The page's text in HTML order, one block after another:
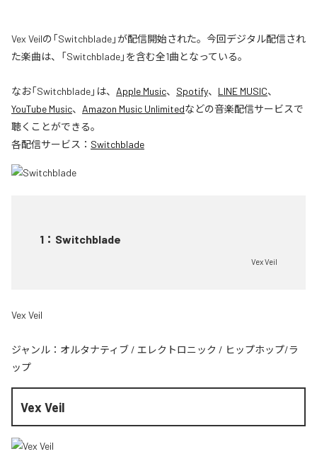
Vex Veilの「Switchblade」が配信開始された。今回デジタル配信され
た楽曲は、「Switchblade」を含む全1曲となっている。
なお「Switchblade」は、 Apple Music、 Spotify、 LINE MUSIC、
YouTube Music、 Amazon Music Unlimitedなどの音楽配信サービスで
聴くことができる。
各配信サービス： Switchblade
1 ： Switchblade
Vex Veil
Vex Veil
ジャンル： オルタナティブ / エレクトロニック / ヒップホップ/ラ
ップ
Vex Veil